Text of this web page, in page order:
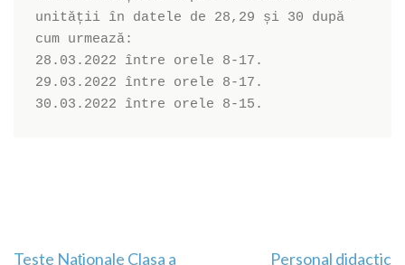
unității în datele de 28,29 și 30 după
cum urmează:
28.03.2022 între orele 8-17.
29.03.2022 între orele 8-17.
30.03.2022 între orele 8-15.
Teste Naționale Clasa a
Personal didactic